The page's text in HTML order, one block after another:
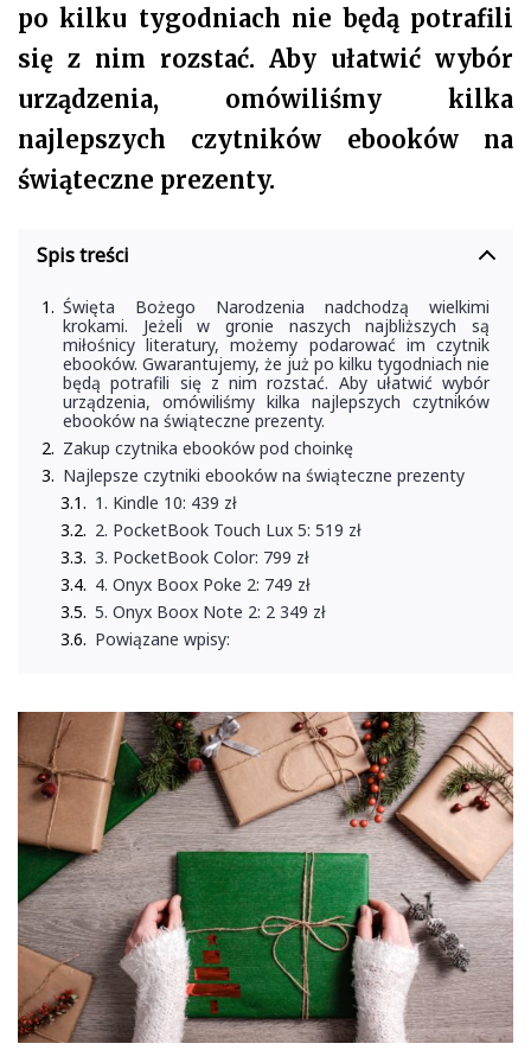
po kilku tygodniach nie będą potrafili
się z nim rozstać. Aby ułatwić wybór
urządzenia, omówiliśmy kilka
najlepszych czytników ebooków na
świąteczne prezenty.
Spis treści
Święta Bożego Narodzenia nadchodzą wielkimi
krokami. Jeżeli w gronie naszych najbliższych są
miłośnicy literatury, możemy podarować im czytnik
ebooków. Gwarantujemy, że już po kilku tygodniach nie
będą potrafili się z nim rozstać. Aby ułatwić wybór
urządzenia, omówiliśmy kilka najlepszych czytników
ebooków na świąteczne prezenty.
Zakup czytnika ebooków pod choinkę
Najlepsze czytniki ebooków na świąteczne prezenty
1. Kindle 10: 439 zł
2. PocketBook Touch Lux 5: 519 zł
3. PocketBook Color: 799 zł
4. Onyx Boox Poke 2: 749 zł
5. Onyx Boox Note 2: 2 349 zł
Powiązane wpisy: